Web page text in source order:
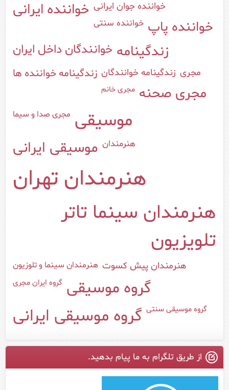
خواننده ایرانی خواننده جوان ایرانی
خواننده سنتی خواننده پاپ
خوانندگان داخل ایران زندگینامه
زندگینامه خواننده ها زندگینامه خوانندگان مجری
مجری خانم مجری صحنه
مجری صدا و سیما موسیقی
موسیقی ایرانی هنرمندان
هنرمندان تهران
هنرمندان سینما تاتر
تلویزیون
هنرمندان سینما و تلوزیون هنرمندان پیش کسوت
گروه ایران مجری گروه موسیقی
گروه موسیقی ایرانی گروه موسیقی سنتی
از طریق تلگرام به ما پیام بدهید.